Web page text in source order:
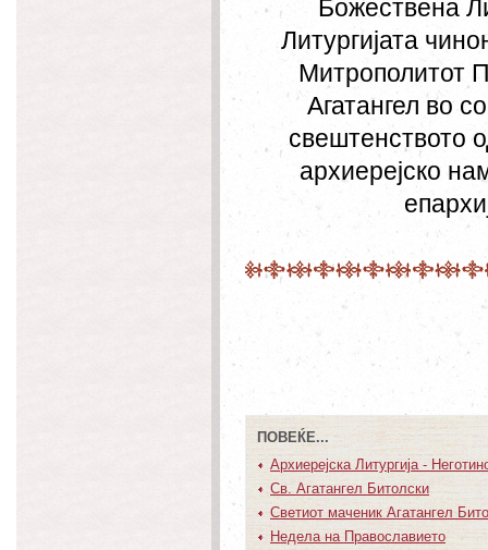
Божествена
Литургијата
Митрополитот
Агатангел во
свештенството
архиерејско
ПОВЕЌЕ...
Архиерејска Литургија -
Св. Агатангел Битолски
Светиот маченик Агатангел
Недела на Православието